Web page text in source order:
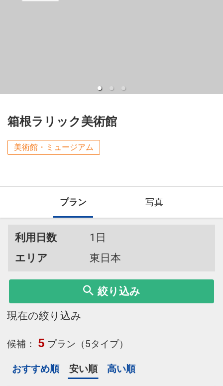
箱根ラリック美術館
美術館・ミュージアム
プラン 写真
利用日数
1日
エリア
東日本
絞り込み
現在の絞り込み
候補： 5 プラン（5タイプ）
おすすめ順 安い順 高い順